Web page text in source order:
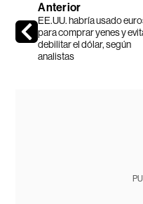
Anterior
EE.UU. habría usado
para comprar yenes y
debilitar el dólar, según
analistas